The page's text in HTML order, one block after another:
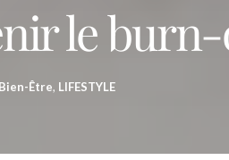
le
Bien-Être, LIFESTYLE